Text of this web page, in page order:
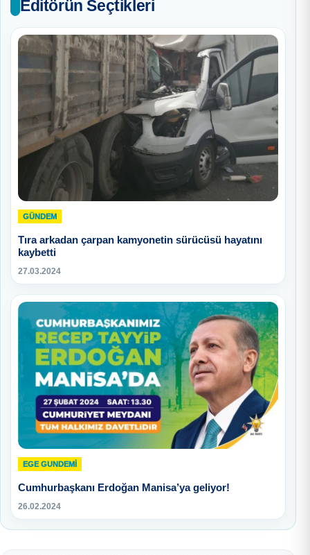
Editörün Seçtikleri
GÜNDEM
Tıra arkadan çarpan kamyonetin sürücüsü hayatını
kaybetti
27.03.2024
EGE GUNDEMİ
Cumhurbaşkanı Erdoğan Manisa’ya geliyor!
26.02.2024